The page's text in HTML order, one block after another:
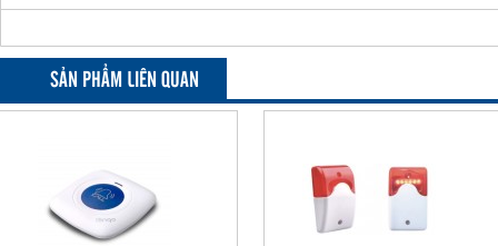
SẢN PHẨM LIÊN QUAN